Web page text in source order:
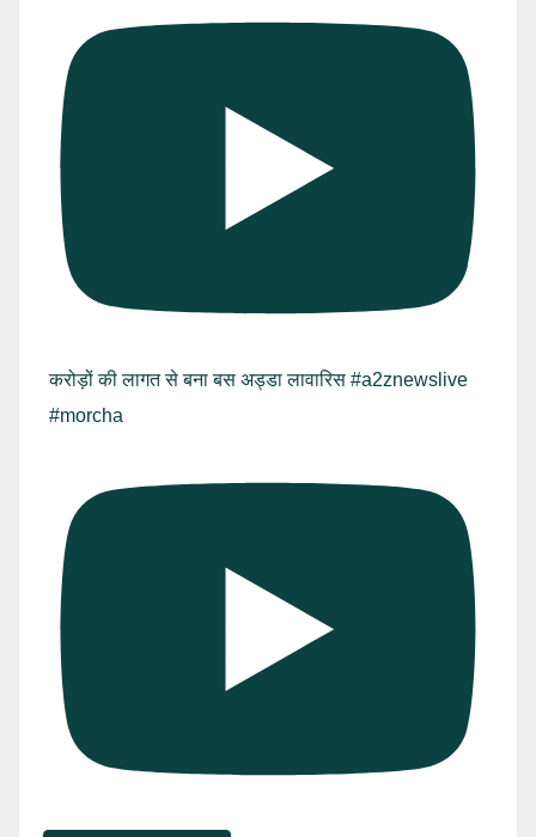
करोड़ों की लागत से बना बस अड्डा लावारिस #a2znewslive
#morcha